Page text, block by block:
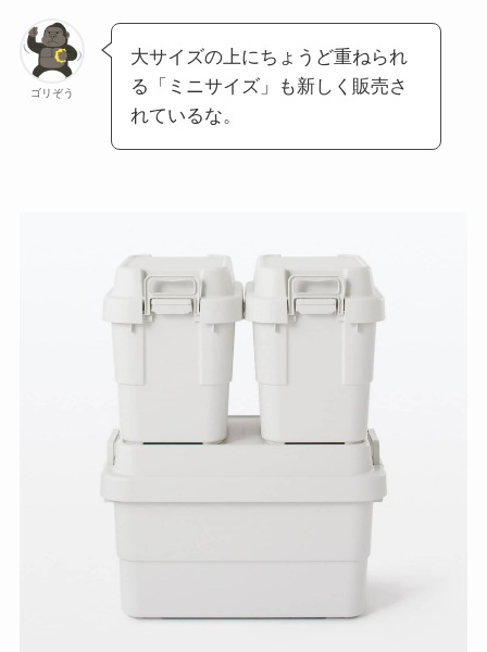
ゴリぞう
大サイズの上にちょうど重ねられ
る「ミニサイズ」も新しく販売さ
れているな。